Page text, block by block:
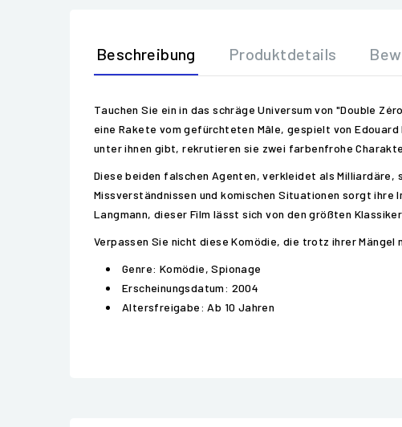
Beschreibung Produktdetails
Tauchen Sie ein in das schräge Universum von "Double
eine Rakete vom gefürchteten Mâle, gespielt von
unter ihnen gibt, rekrutieren sie zwei farbenfrohe
Diese beiden falschen Agenten, verkleidet als Milliardäre,
Missverständnissen und komischen Situationen sorgt ihre
Langmann, dieser Film lässt sich von den größten
Verpassen Sie nicht diese Komödie, die trotz ihrer
Genre: Komödie, Spionage
Erscheinungsdatum: 2004
Altersfreigabe: Ab 10 Jahren